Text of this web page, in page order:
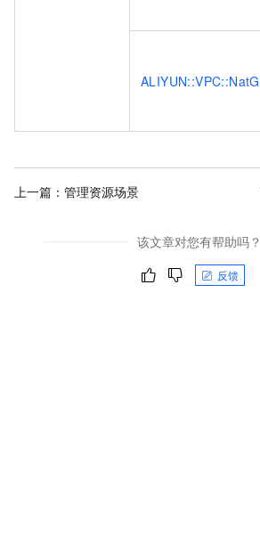
上一篇： 管理资源场景
该文章对您有帮助吗？
反馈